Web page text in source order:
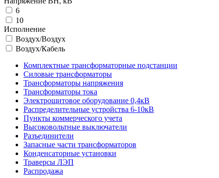
6
10
Исполнение
Воздух/Воздух
Воздух/Кабель
Комплектные трансформаторные подстанции
Силовые трансформаторы
Трансформаторы напряжения
Трансформаторы тока
Электрощитовое оборудование 0,4кВ
Распределительные устройства 6-10кВ
Пункты коммерческого учета
Высоковольтные выключатели
Разъединители
Запасные части трансформаторов
Конденсаторные установки
Траверсы ЛЭП
Распродажа